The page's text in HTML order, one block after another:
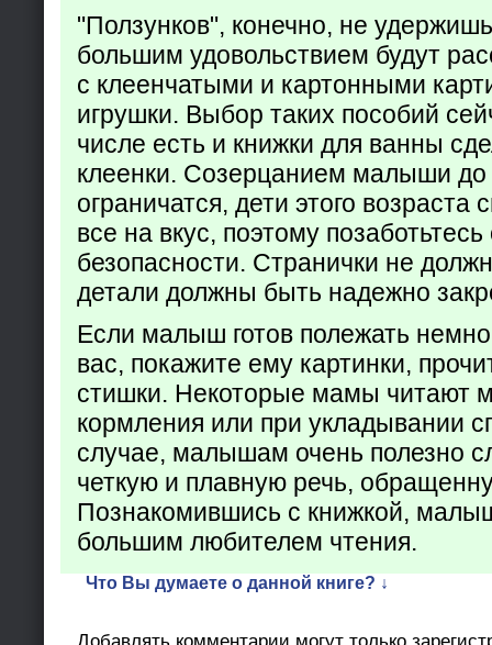
"Ползунков", конечно, не
большим удовольствием будут
с клеенчатыми и картонными
игрушки. Выбор таких пособий
числе есть и книжки для ванны
клеенки. Созерцанием малыши до
ограничатся, дети этого возраста
все на вкус, поэтому позаботьтесь
безопасности. Странички не
детали должны быть надежно
Если малыш готов полежать
вас, покажите ему картинки,
стишки. Некоторые мамы читают
кормления или при укладывании
случае, малышам очень полезно
четкую и плавную речь,
Познакомившись с книжкой,
большим любителем чтения.
Что Вы думаете о данной книге? ↓
Добавлять комментарии могут только